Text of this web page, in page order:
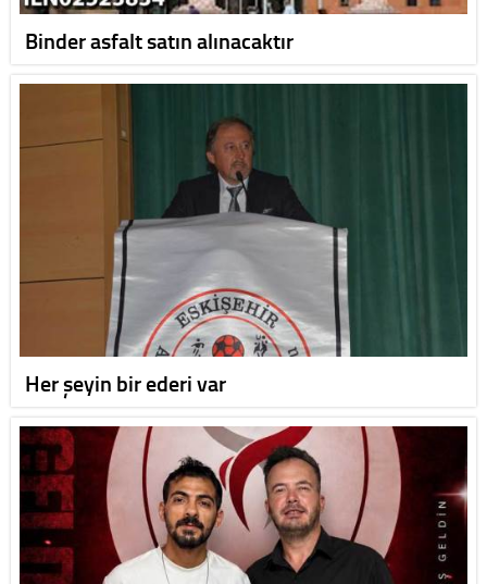
Binder asfalt satın alınacaktır
Her şeyin bir ederi var